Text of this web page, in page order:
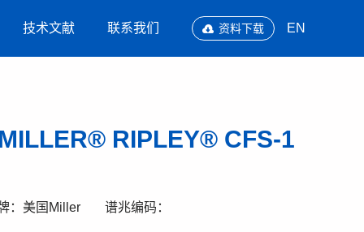
技术文献 联系我们 资料下载 EN
RIPLEY® CFS-1
：美国Miller 谱兆编码：